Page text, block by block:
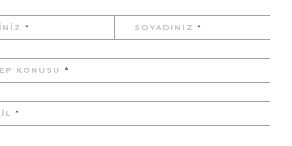
* SOYADINIZ *
KONUSU *
*